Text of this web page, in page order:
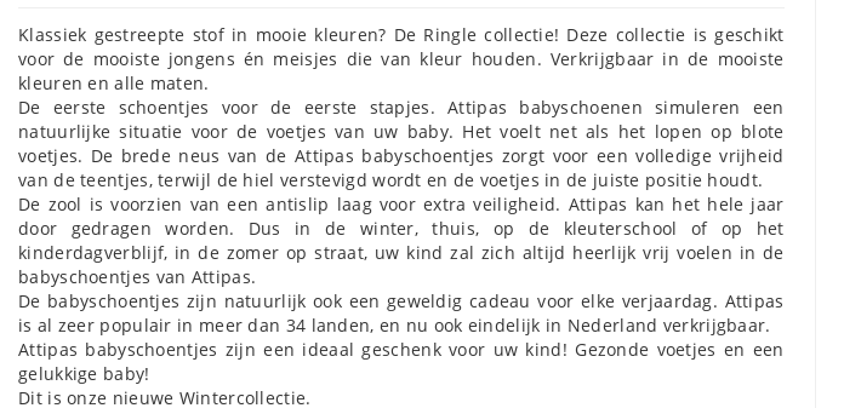
Klassiek gestreepte stof in mooie kleuren? De Ringle collectie! Deze collectie is geschikt
voor de mooiste jongens én meisjes die van kleur houden. Verkrijgbaar in de mooiste
kleuren en alle maten.
De eerste schoentjes voor de eerste stapjes. Attipas babyschoenen simuleren een
natuurlijke situatie voor de voetjes van uw baby. Het voelt net als het lopen op blote
voetjes. De brede neus van de Attipas babyschoentjes zorgt voor een volledige vrijheid
van de teentjes, terwijl de hiel verstevigd wordt en de voetjes in de juiste positie houdt.
De zool is voorzien van een antislip laag voor extra veiligheid. Attipas kan het hele jaar
door gedragen worden. Dus in de winter, thuis, op de kleuterschool of op het
kinderdagverblijf, in de zomer op straat, uw kind zal zich altijd heerlijk vrij voelen in de
babyschoentjes van Attipas.
De babyschoentjes zijn natuurlijk ook een geweldig cadeau voor elke verjaardag. Attipas
is al zeer populair in meer dan 34 landen, en nu ook eindelijk in Nederland verkrijgbaar.
Attipas babyschoentjes zijn een ideaal geschenk voor uw kind! Gezonde voetjes en een
gelukkige baby!
Dit is onze nieuwe Wintercollectie.